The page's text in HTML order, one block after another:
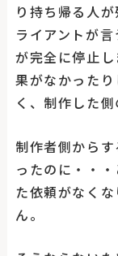
り持ち帰る人
ライアントが
が完全に停止
果がなかった
く、制作した側
制作者側から
ったのに・・
た依頼がなく
ん。